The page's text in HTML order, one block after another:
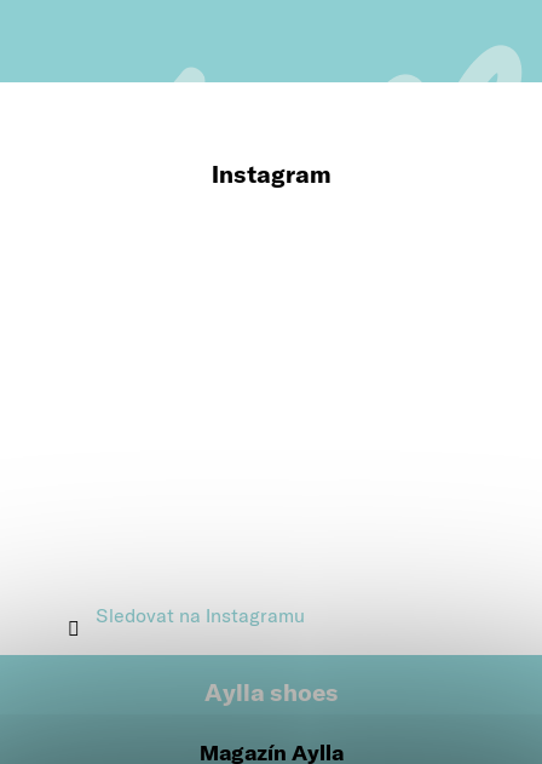
Instagram
Sledovat na Instagramu
Aylla shoes
Magazín Aylla